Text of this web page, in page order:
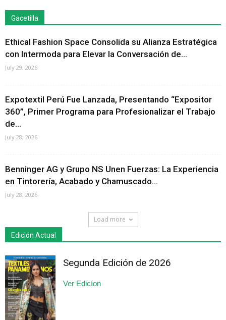
Gacetilla
Ethical Fashion Space Consolida su Alianza Estratégica
con Intermoda para Elevar la Conversación de...
July 29, 2026
Expotextil Perú Fue Lanzada, Presentando “Expositor
360”, Primer Programa para Profesionalizar el Trabajo
de...
July 28, 2026
Benninger AG y Grupo NS Unen Fuerzas: La Experiencia
en Tintorería, Acabado y Chamuscado...
July 28, 2026
Load more
Edición Actual
Segunda Edición de 2026
Ver Edicíon